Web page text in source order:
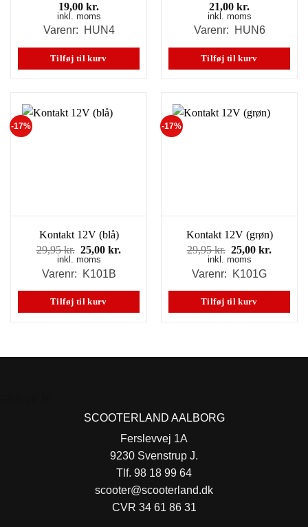
19,00 kr.
inkl. moms
Varenr: HUN4
Tilføj til kurv
21,00 kr.
inkl. moms
Varenr: HUN6
Tilføj til kurv
-17%
Kontakt 12V (blå)
29,95kr. Den
oprindelige
pris
29,95 kr..
25,00kr.
25,00 kr..
inkl. moms
Varenr: K101B
Tilføj til kurv
-17%
Kontakt 12V (grøn)
29,95kr. Den
oprindelige
pris
29,95 kr..
25,00kr.
25,00
inkl. moms
Varenr: K101G
Tilføj til kurv
SCOOTERLAND AALBORG
Ferslevvej 1A
9230 Svenstrup J.
Tlf. 98 18 99 64
scooter@scooterland.dk
CVR 34 61 86 31